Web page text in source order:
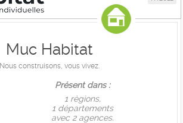
Muc Habitat
Nous construisons, vous vivez.
Présent dans :
1 règions,
1 départements
avec 2 agences.